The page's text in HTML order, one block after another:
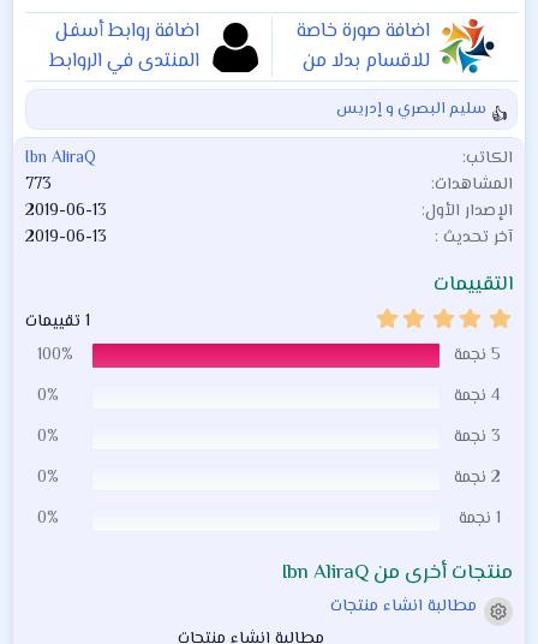
اضافة صورة خاصة
للاقسام بدلا من
الخطوط الافتراضية
1.0.0
اضافة روابط أسفل
المنتدى في الروابط
السريعة1.0.0
ا
ل
ت
ف
ا
ع
ا
ت
سليم البصري و إدريس
الكاتب
Ibn AliraQ
المشاهدات
773
الإصدار الأول
2019-06-13
آخر تحديث
2019-06-13
التقييمات
.
0
0
1 تقييمات
5 نجمة
100%
4 نجمة
0%
3 نجمة
0%
2 نجمة
0%
1 نجمة
0%
منتجات أخرى من Ibn AliraQ
أيقونة المنتج
مطالبة انشاء منتجات